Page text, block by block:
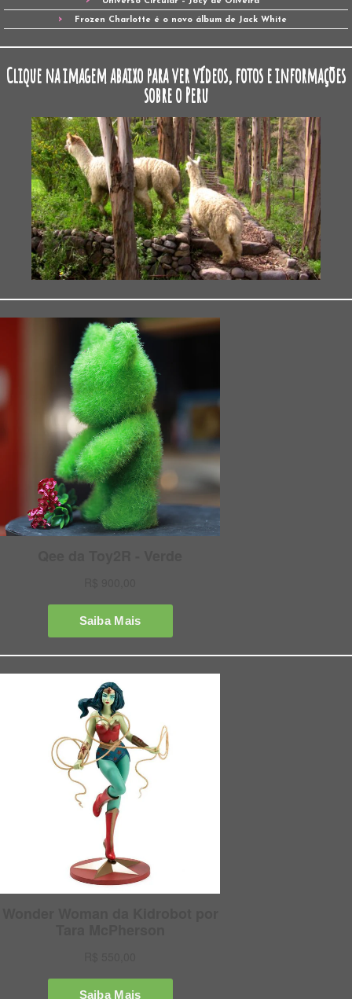
Frozen Charlotte é o novo álbum de Jack White
Clique na imagem abaixo para ver vídeos, fotos e informações
sobre o Peru